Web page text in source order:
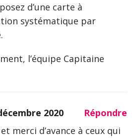
d’une carte à
systématique par
l’équipe Capitaine
2020
Répondre
merci d’avance à ceux qui